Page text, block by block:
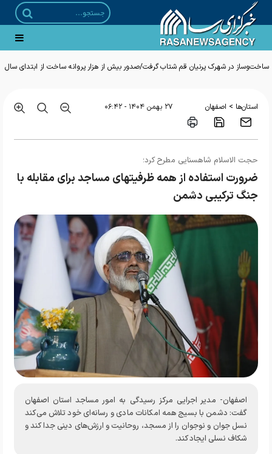
ساخت‌وساز در شهرک پرنیان قم شتاب گرفت/صدور بیش از هزار پروانه ساخت از ابتدای سال
استان‌ها > اصفهان ۲۷ بهمن ۱۴۰۴ - ۰۶:۴۲
حجت الاسلام شاهسنایی مطرح کرد؛
ضرورت استفاده از همه ظرفیتهای مساجد برای مقابله با
جنگ ترکیبی دشمن
اصفهان- مدیر اجرایی مرکز رسیدگی به امور مساجد استان اصفهان
گفت: دشمن با بسیج همه امکانات مادی و رسانه‌ای خود تلاش می‌کند
نسل جوان و نوجوان را از مسجد، روحانیت و ارزش‌های دینی جدا کند و
شکاف نسلی ایجاد کند.